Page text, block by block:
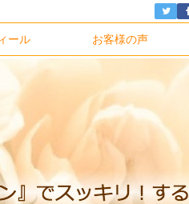
ール お客様の声